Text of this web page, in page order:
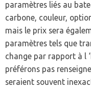
paramètres liés au
carbone, couleur,
mais le prix sera
paramètres tels que
change par rapport à l
préférons pas
seraient souvent